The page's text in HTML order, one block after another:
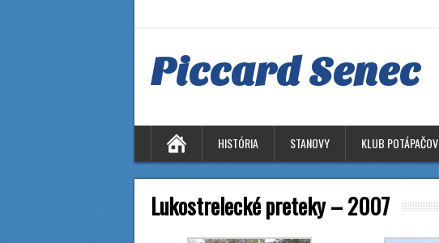
Piccard Senec
HISTÓRIA STANOVY KLUB POTÁPAČOV
Lukostrelecké preteky – 2007